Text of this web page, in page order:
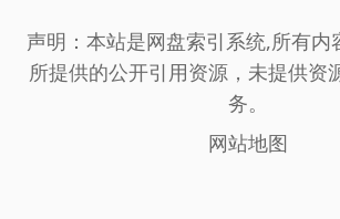
声明：本站是网盘索引系统,所有内
所提供的公开引用资源，未提供资
务。
网站地图